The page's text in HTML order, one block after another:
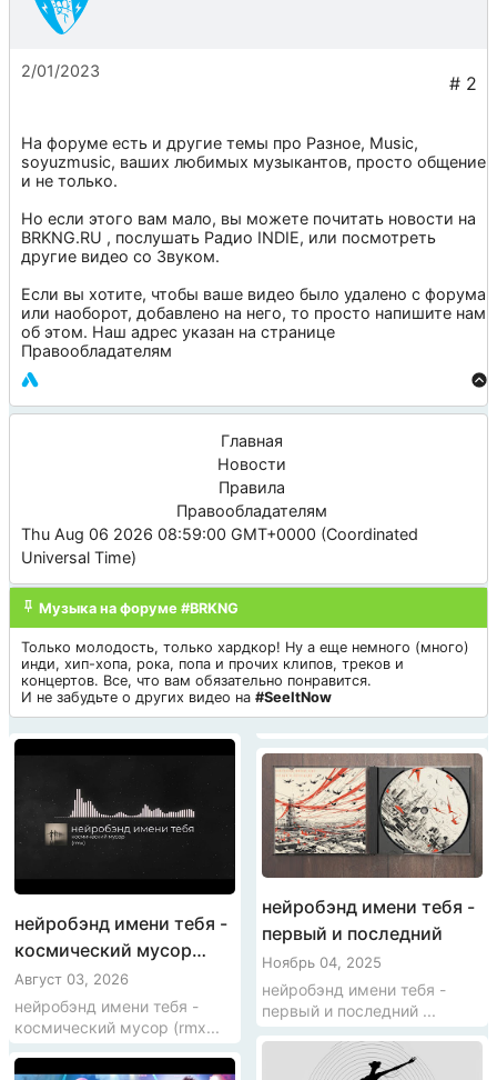
2/01/2023
На форуме есть и другие темы про Разное, Music,
soyuzmusic, ваших любимых музыкантов, просто общение
и не только.
Но если этого вам мало, вы можете почитать новости на
BRKNG.RU , послушать Радио INDIE, или посмотреть
другие видео со Звуком.
Если вы хотите, чтобы ваше видео было удалено с форума
или наоборот, добавлено на него, то просто напишите нам
об этом. Наш адрес указан на странице
Правообладателям
Главная
Новости
Правила
Правообладателям
Thu Aug 06 2026 08:59:00 GMT+0000 (Coordinated
Universal Time)
Музыка на форуме #BRKNG
Только молодость, только хардкор! Ну а еще немного (много)
инди, хип-хопа, рока, попа и прочих клипов, треков и
концертов. Все, что вам обязательно понравится.
И не забудьте о других видео на #SeeItNow
нейробэнд имени тебя -
космический мусор
(rmx)
Август 03, 2026
нейробэнд имени тебя -
космический мусор (rmx...
нейробэнд имени тебя -
первый и последний
Ноябрь 04, 2025
нейробэнд имени тебя -
первый и последний ...